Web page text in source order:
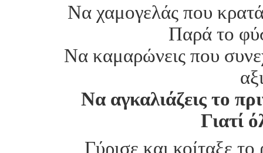
Να χαμογελάς που
Παρά το
Να καμαρώνεις που
Να αγκαλιάζεις το
Γιατί
Γύρισε και κοίταξε